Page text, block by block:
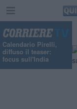
Calendario Pirelli,
diffuso il teaser:
focus sull'India